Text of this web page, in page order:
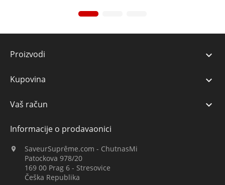
Proizvodi 
Kupovina 
Vaš račun 
Informacije o prodavaonici

SaveurSuprême.com - ChutnasMi
Patockova 978/20
169 00 Prag 6 - Stresovice
Češka Republika